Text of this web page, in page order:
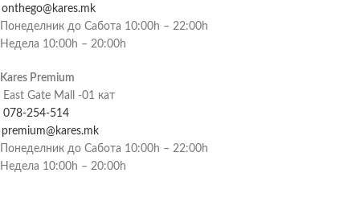
onthego@kares.mk
Понеделник до Сабота 10:00h – 22:00h
Недела 10:00h – 20:00h
Kares Premium
East Gate Mall -01 кат
078-254-514
premium@kares.mk
Понеделник до Сабота 10:00h – 22:00h
Недела 10:00h – 20:00h